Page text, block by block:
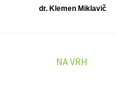
dr. Klemen Miklavič
NA VRH